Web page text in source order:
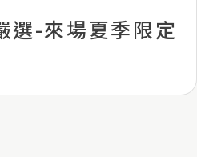
選-來場夏季限定